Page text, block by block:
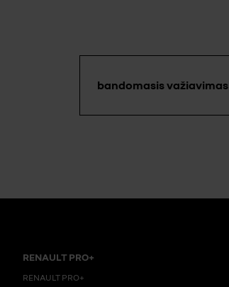
bandomasis važiavimas
RENAULT PRO+
RENAULT PRO+